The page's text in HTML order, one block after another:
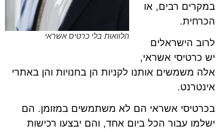
הלוואות בלי כרטיס אשראי
במקרים רבים, או
הכרחית.
לרוב הישראלים
יש כרטיסי אשראי,
אלה משמשים אותנו לקניות הן בחנויות והן באתרי
אינטרנט.
בכרטיסי אשראי הם לא משתמשים במזומן. הם
ישלמו עבור הכל ביום אחד, והם יבצעו רכישות